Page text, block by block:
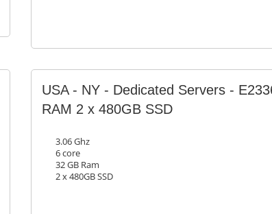
USA - NY - Dedicated Servers -
RAM 2 x 480GB SSD
3.06 Ghz
6 core
32 GB Ram
2 x 480GB SSD